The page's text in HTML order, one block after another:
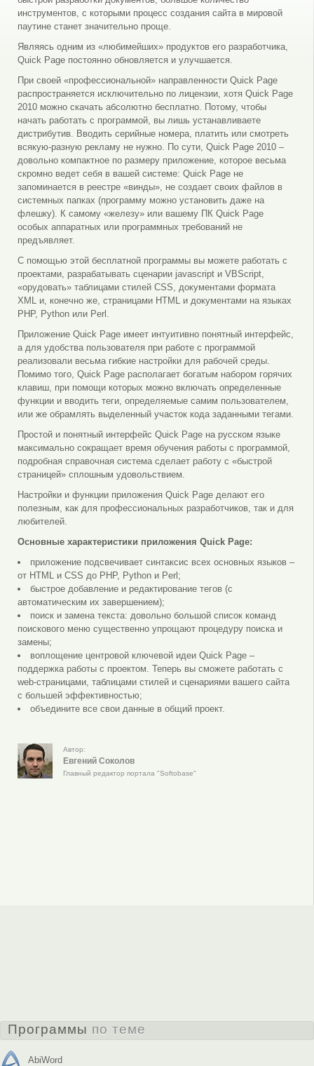
инструментов, с которыми процесс создания сайта в мировой
паутине станет значительно проще.
Являясь одним из «любимейших» продуктов его разработчика,
Quick Page постоянно обновляется и улучшается.
При своей «профессиональной» направленности Quick Page
распространяется исключительно по лицензии, хотя Quick Page
2010 можно скачать абсолютно бесплатно. Потому, чтобы
начать работать с программой, вы лишь устанавливаете
дистрибутив. Вводить серийные номера, платить или смотреть
всякую-разную рекламу не нужно. По сути, Quick Page 2010 –
довольно компактное по размеру приложение, которое весьма
скромно ведет себя в вашей системе: Quick Page не
запоминается в реестре «винды», не создает своих файлов в
системных папках (программу можно установить даже на
флешку). К самому «железу» или вашему ПК Quick Page
особых аппаратных или программных требований не
предъявляет.
С помощью этой бесплатной программы вы можете работать с
проектами, разрабатывать сценарии javascript и VBScript,
«орудовать» таблицами стилей CSS, документами формата
XML и, конечно же, страницами HTML и документами на языках
PHP, Python или Perl.
Приложение Quick Page имеет интуитивно понятный интерфейс,
а для удобства пользователя при работе с программой
реализовали весьма гибкие настройки для рабочей среды.
Помимо того, Quick Page располагает богатым набором горячих
клавиш, при помощи которых можно включать определенные
функции и вводить теги, определяемые самим пользователем,
или же обрамлять выделенный участок кода заданными тегами.
Простой и понятный интерфейс Quick Page на русском языке
максимально сокращает время обучения работы с программой,
подробная справочная система сделает работу с «быстрой
страницей» сплошным удовольствием.
Настройки и функции приложения Quick Page делают его
полезным, как для профессиональных разработчиков, так и для
любителей.
Основные характеристики приложения Quick Page:
приложение подсвечивает синтаксис всех основных языков –
от HTML и CSS до PHP, Python и Perl;
быстрое добавление и редактирование тегов (с
автоматическим их завершением);
поиск и замена текста: довольно большой список команд
поискового меню существенно упрощают процедуру поиска и
замены;
воплощение центровой ключевой идеи Quick Page –
поддержка работы с проектом. Теперь вы сможете работать с
web-страницами, таблицами стилей и сценариями вашего сайта
с большей эффективностью;
объедините все свои данные в общий проект.
Автор:
Евгений Соколов
Главный редактор портала "Softobase"
Программы по теме
AbiWord